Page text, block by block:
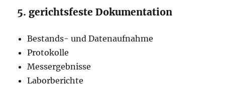
5. gerichtsfeste Dokumentation
Bestands- und Datenaufnahme
Protokolle
Messergebnisse
Laborberichte